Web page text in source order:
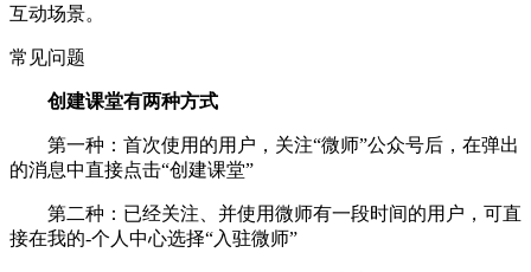
互动场景。
常见问题
创建课堂有两种方式
第一种：首次使用的用户，关注“微师”公众号后，在弹出
的消息中直接点击“创建课堂”
第二种：已经关注、并使用微师有一段时间的用户，可直
接在我的-个人中心选择“入驻微师”